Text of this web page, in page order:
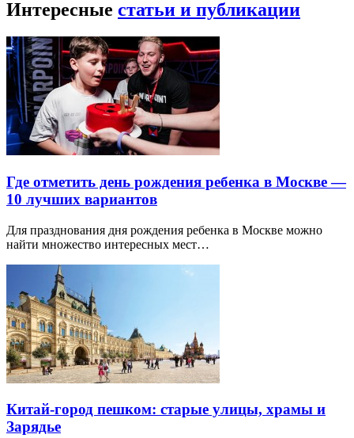
Интересные статьи и публикации
Где отметить день рождения ребенка в Москве —
10 лучших вариантов
Для празднования дня рождения ребенка в Москве можно
найти множество интересных мест…
Китай-город пешком: старые улицы, храмы и
Зарядье